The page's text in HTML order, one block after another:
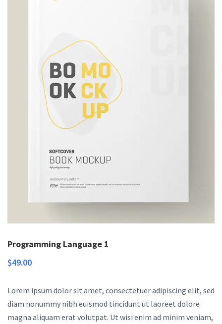
Programming Language 1
$49.00
Lorem ipsum dolor sit amet, consectetuer adipiscing elit, sed
diam nonummy nibh euismod tincidunt ut laoreet dolore
magna aliquam erat volutpat. Ut wisi enim ad minim veniam,